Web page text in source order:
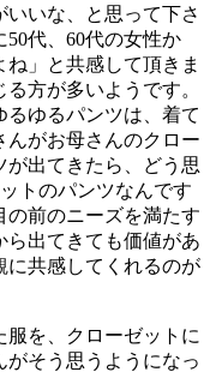
いな、と思って下さ
代、60代の女性か
」と共感して頂きま
方が多いようです。
ゆるパンツは、着て
んがお母さんのクロー
が出てきたら、どう思
トのパンツなんです
の前のニーズを満たす
ら出てきても価値があ
に共感してくれるのが
を、クローゼットに
がそう思うようになっ